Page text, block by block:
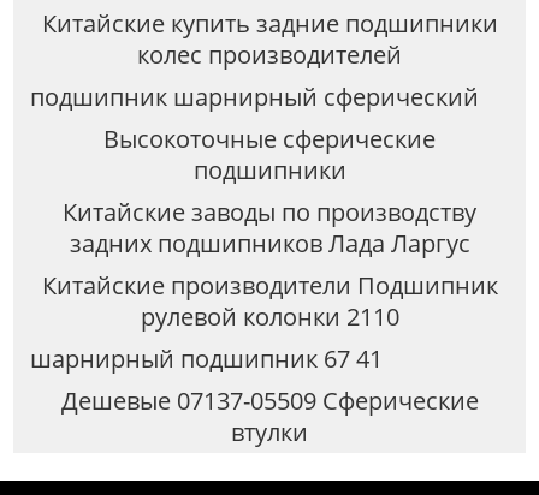
Китайские купить задние подшипники
колес производителей
подшипник шарнирный сферический
Высокоточные сферические
подшипники
Китайские заводы по производству
задних подшипников Лада Ларгус
Китайские производители Подшипник
рулевой колонки 2110
шарнирный подшипник 67 41
Дешевые 07137-05509 Сферические
втулки